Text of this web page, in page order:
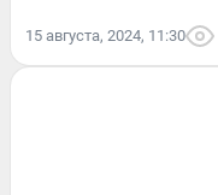
15 августа, 2024, 11:30